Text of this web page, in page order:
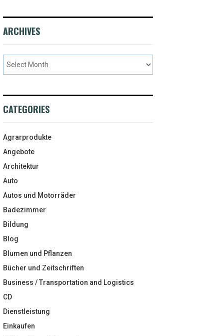
ARCHIVES
CATEGORIES
Agrarprodukte
Angebote
Architektur
Auto
Autos und Motorräder
Badezimmer
Bildung
Blog
Blumen und Pflanzen
Bücher und Zeitschriften
Business / Transportation and Logistics
CD
Dienstleistung
Einkaufen